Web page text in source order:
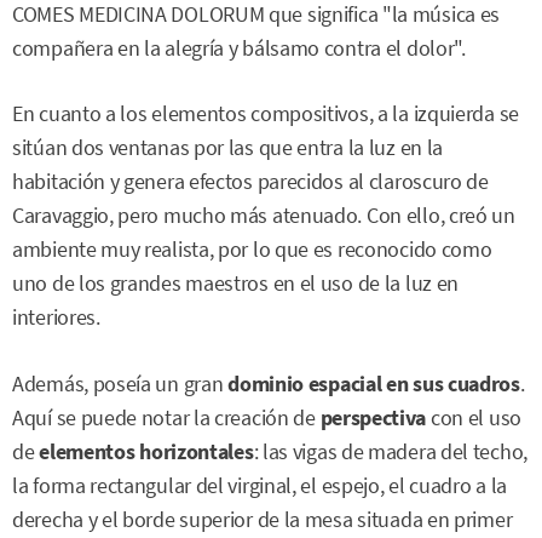
COMES MEDICINA DOLORUM que significa "la música es
compañera en la alegría y bálsamo contra el dolor".
En cuanto a los elementos compositivos, a la izquierda se
sitúan dos ventanas por las que entra la luz en la
habitación y genera efectos parecidos al claroscuro de
Caravaggio, pero mucho más atenuado. Con ello, creó un
ambiente muy realista, por lo que es reconocido como
uno de los grandes maestros en el uso de la luz en
interiores.
Además, poseía un grandominio espacial en sus cuadros.
Aquí se puede notar la creación de perspectivacon el uso
deelementos horizontales: las vigas de madera del techo,
la forma rectangular del virginal, el espejo, el cuadro a la
derecha y el borde superior de la mesa situada en primer